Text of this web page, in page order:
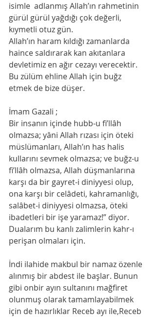
isimle  adlanmış Allah’ın rahmetinin
gürül gürül yağdığı çok değerli,
kıymetli otuz gün.
Allah’ın haram kıldığı zamanlarda
haince saldırarak kan akıtanlara
devletimiz en ağır cezayı verecektir.
Bu zülüm ehline Allah için buğz
etmek de bize düşer.
İmam Gazali ;
Bir insanın içinde hubb-u fi’llâh
olmazsa; yâni Allah rızası için öteki
müslümanları, Allah’ın has halis
kullarını sevmek olmazsa; ve buğz-u
fi’llâh olmazsa, Allah düşmanlarına
karşı da bir gayret-i diniyyesi olup,
ona karşı bir celâdeti, kahramanlığı,
salâbet-i diniyyesi olmazsa, öteki
ibadetleri bir işe yaramaz!” diyor.
Dualarım bu kanlı zalimlerin kahr-ı
perişan olmaları için.
İndi ilahide makbul bir namaz özenle
alınmış bir abdest ile başlar. Bunun
gibi onbir ayın sultanını mağfiret
olunmuş olarak tamamlayabilmek
için de hazırlıklar Receb ayı ile,Receb